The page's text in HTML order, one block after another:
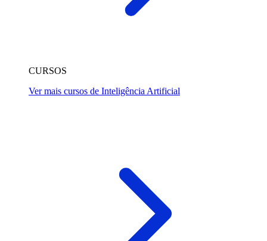
CURSOS
Ver mais cursos de Inteligência Artificial